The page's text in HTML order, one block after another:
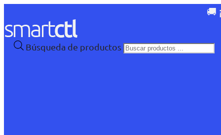
🚚
Búsqueda de productos